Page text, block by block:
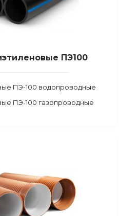
ПЭ100
ПЭ-100 водопроводные
ПЭ-100 газопроводные